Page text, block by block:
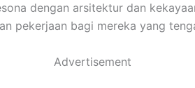
dengan arsitektur dan
pekerjaan bagi mereka yang
Advertisement